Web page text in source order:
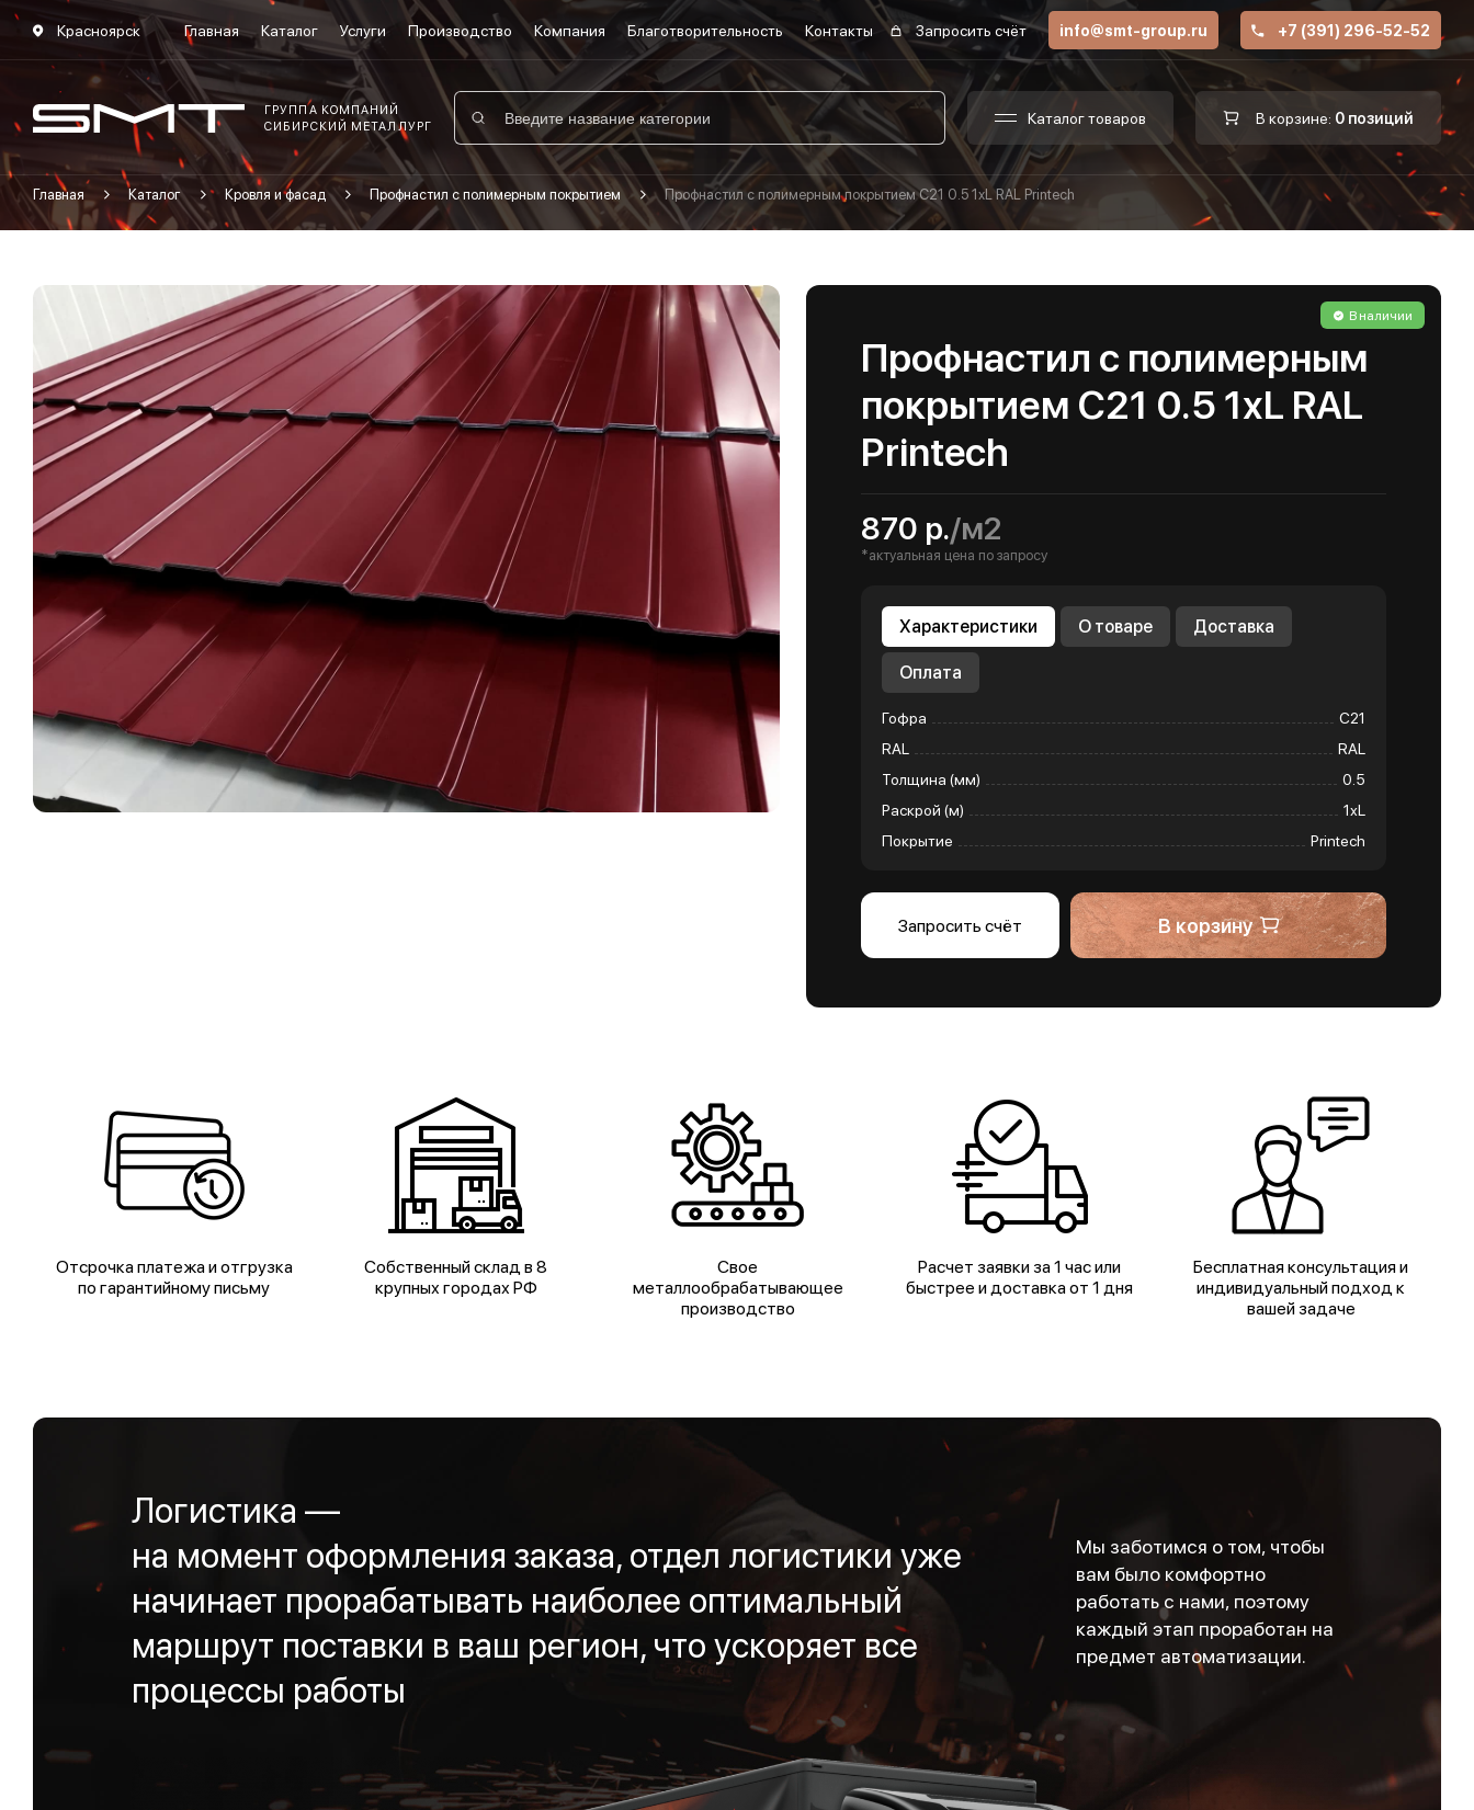
Красноярск Главная Каталог Услуги Производство Компания Благотворительность Контакты Запросить счёт info@smt-group.ru +7 (391) 296-52-52
ГРУППА КОМПАНИЙ
СИБИРСКИЙ МЕТАЛЛУРГ
Каталог товаров В корзине: 0 позиций
Главная Каталог Кровля и фасад Профнастил с полимерным покрытием Профнастил с полимерным покрытием С21 0.5 1хL RAL Printech
В наличии
Профнастил с полимерным
покрытием С21 0.5 1хL RAL
Printech
870 р./м2
*актуальная цена по запросу
Характеристики О товаре Доставка
Оплата
Гофра
С21
RAL
RAL
Толщина (мм)
0.5
Раскрой (м)
1хL
Покрытие
Printech
Запросить счёт В корзину
Отсрочка платежа и отгрузка
по гарантийному письму
Собственный склад в 8
крупных городах РФ
Свое
металлообрабатывающее
производство
Расчет заявки за 1 час или
быстрее и доставка от 1 дня
Бесплатная консультация и
индивидуальный подход к
вашей задаче
Логистика —
на момент оформления заказа, отдел логистики уже
начинает прорабатывать наиболее оптимальный
маршрут поставки в ваш регион, что ускоряет все
процессы работы
Мы заботимся о том, чтобы
вам было комфортно
работать с нами, поэтому
каждый этап проработан на
предмет автоматизации.